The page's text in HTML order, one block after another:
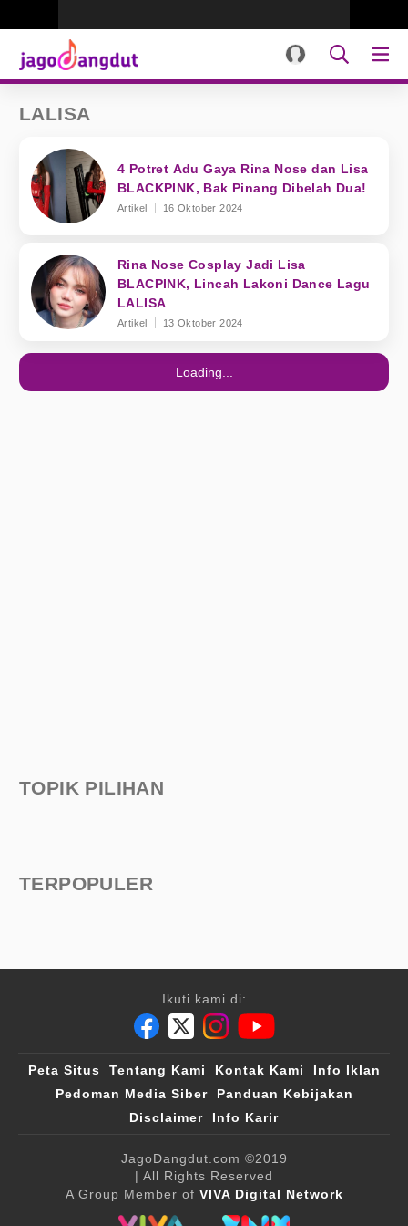
LALISA
4 Potret Adu Gaya Rina Nose dan Lisa
BLACKPINK, Bak Pinang Dibelah Dua!
Artikel 16 Oktober 2024
Rina Nose Cosplay Jadi Lisa
BLACPINK, Lincah Lakoni Dance Lagu
LALISA
Artikel 13 Oktober 2024
Loading...
TOPIK PILIHAN
TERPOPULER
Ikuti kami di:
Peta Situs Tentang Kami Kontak Kami
Info Iklan
Pedoman Media Siber
Panduan Kebijakan
Disclaimer
Info Karir
JagoDangdut.com ©2019
| All Rights Reserved
A Group Member of VIVA Digital Network